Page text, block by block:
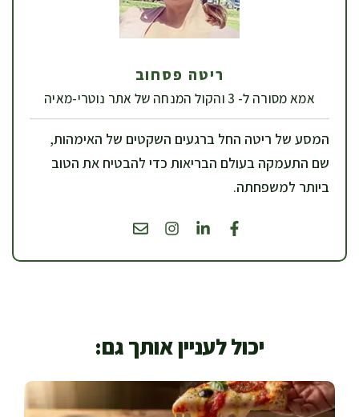
ריטה פסחוב
אמא מסורה ל- 3 והקול המנחה של אתר נוטרי-מאיה
המסע של ריטה החל ברגעים השקטים של האימהות,
שם התעמקה בעולם הבריאות כדי להבטיח את הטוב
ביותר למשפחתה.
יכול לעניין אותך גם: